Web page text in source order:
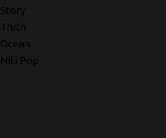
Story
Truth
Ocean
Niti Pop